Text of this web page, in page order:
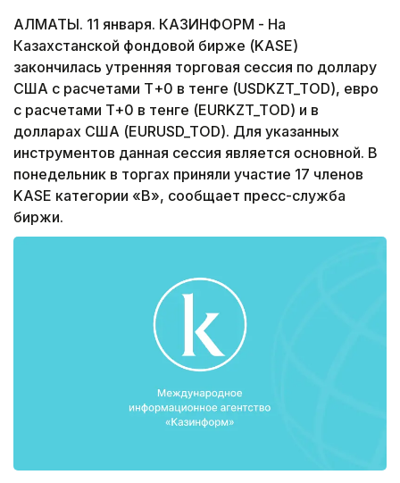
АЛМАТЫ. 11 января. КАЗИНФОРМ - На
Казахстанской фондовой бирже (KASE)
закончилась утренняя торговая сессия по доллару
США с расчетами Т+0 в тенге (USDKZT_TOD), евро
с расчетами T+0 в тенге (EURKZT_TOD) и в
долларах США (EURUSD_TOD). Для указанных
инструментов данная сессия является основной. В
понедельник в торгах приняли участие 17 членов
KASE категории «B», сообщает пресс-служба
биржи.